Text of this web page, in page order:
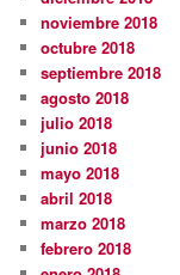
noviembre 2018
octubre 2018
septiembre 2018
agosto 2018
julio 2018
junio 2018
mayo 2018
abril 2018
marzo 2018
febrero 2018